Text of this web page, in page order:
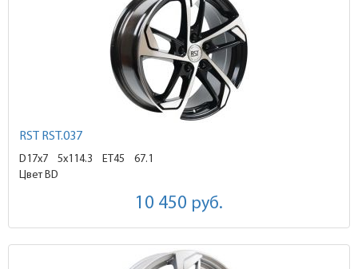
RST RST.037
D17x7 5x114.3 ET45
67.1
Цвет BD
10 450 руб.